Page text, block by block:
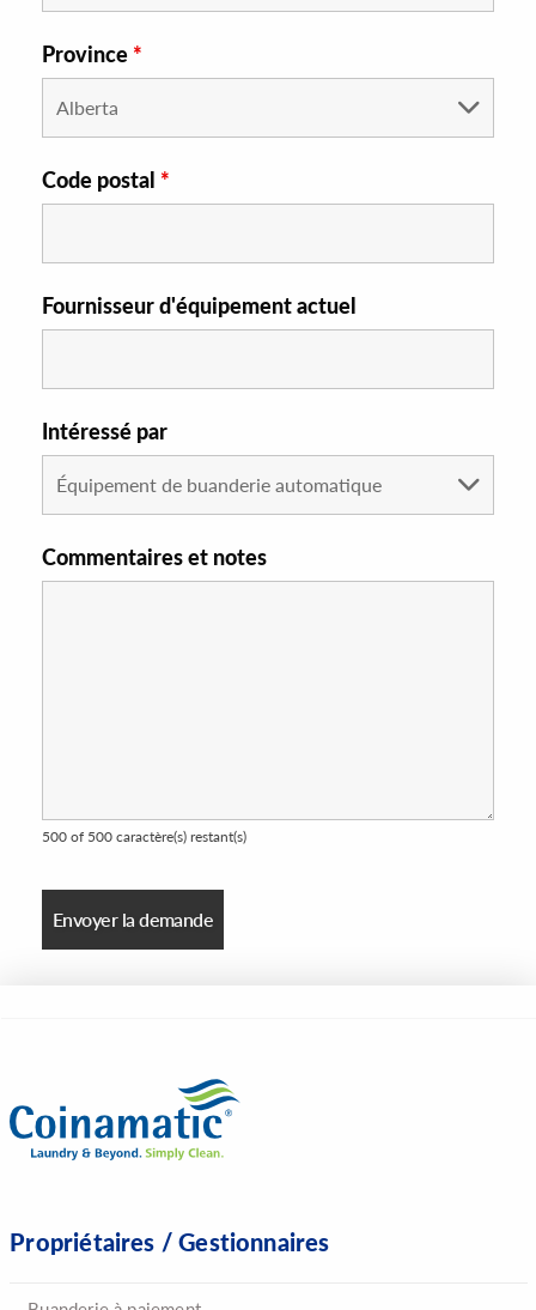
Province *
Code postal *
Fournisseur d'équipement actuel
Intéressé par
Commentaires et notes
500 of 500 caractère(s) restant(s)
Propriétaires / Gestionnaires